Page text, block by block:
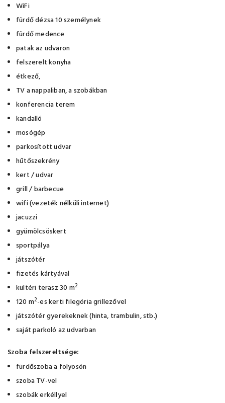
WiFi
fürdő dézsa 10 személynek
fürdő medence
patak az udvaron
felszerelt konyha
étkező,
TV a nappaliban, a szobákban
konferencia terem
kandalló
mosógép
parkosított udvar
hűtőszekrény
kert / udvar
grill / barbecue
wifi (vezeték nélküli internet)
jacuzzi
gyümölcsöskert
sportpálya
játszótér
fizetés kártyával
kültéri terasz 30 m2
120 m2-es kerti filegória grillezővel
játszótér gyerekeknek (hinta, trambulin, stb.)
saját parkoló az udvarban
Szoba felszereltsége:
fürdőszoba a folyosón
szoba TV-vel
szobák erkéllyel